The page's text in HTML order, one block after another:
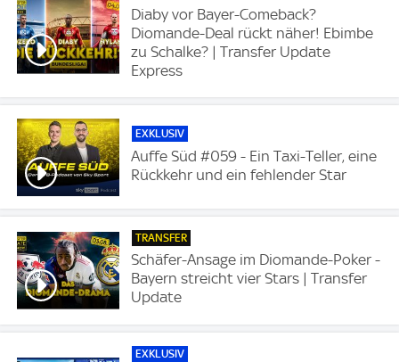
Diaby vor Bayer-Comeback?
Diomande-Deal rückt näher! Ebimbe
zu Schalke? | Transfer Update
Express
EXKLUSIV
Auffe Süd #059 - Ein Taxi-Teller, eine
Rückkehr und ein fehlender Star
TRANSFER
Schäfer-Ansage im Diomande-Poker -
Bayern streicht vier Stars | Transfer
Update
EXKLUSIV